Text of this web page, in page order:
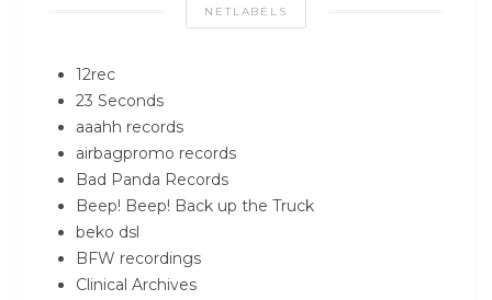
NETLABELS
12rec
23 Seconds
aaahh records
airbagpromo records
Bad Panda Records
Beep! Beep! Back up the Truck
beko dsl
BFW recordings
Clinical Archives